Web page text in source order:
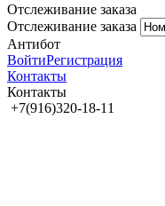
Отслеживание заказа
Отслеживание заказа
Антибот
ВойтиРегистрация
Контакты
Контакты
+7(916)320-18-11